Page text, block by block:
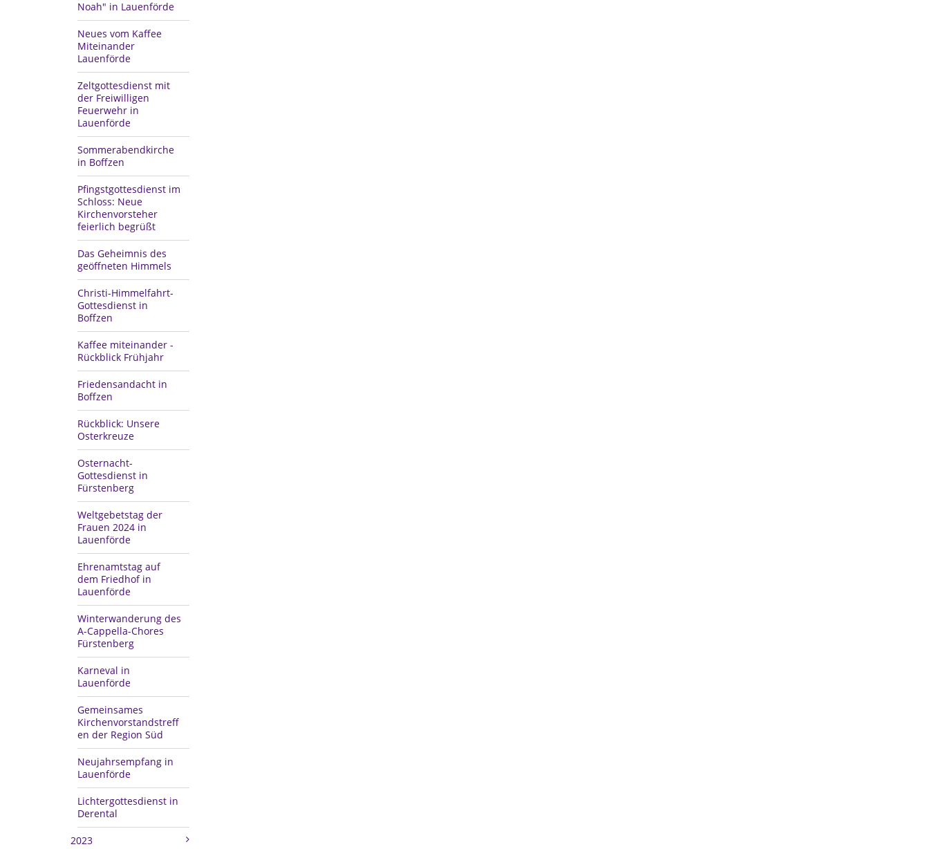
Noah" in Lauenförde
Neues vom Kaffee
Miteinander
Lauenförde
Zeltgottesdienst mit
der Freiwilligen
Feuerwehr in
Lauenförde
Sommerabendkirche
in Boffzen
Pfingstgottesdienst im
Schloss: Neue
Kirchenvorsteher
feierlich begrüßt
Das Geheimnis des
geöffneten Himmels
Christi-Himmelfahrt-
Gottesdienst in
Boffzen
Kaffee miteinander -
Rückblick Frühjahr
Friedensandacht in
Boffzen
Rückblick: Unsere
Osterkreuze
Osternacht-
Gottesdienst in
Fürstenberg
Weltgebetstag der
Frauen 2024 in
Lauenförde
Ehrenamtstag auf
dem Friedhof in
Lauenförde
Winterwanderung des
A-Cappella-Chores
Fürstenberg
Karneval in
Lauenförde
Gemeinsames
Kirchenvorstandstreff
en der Region Süd
Neujahrsempfang in
Lauenförde
Lichtergottesdienst in
Derental
2023